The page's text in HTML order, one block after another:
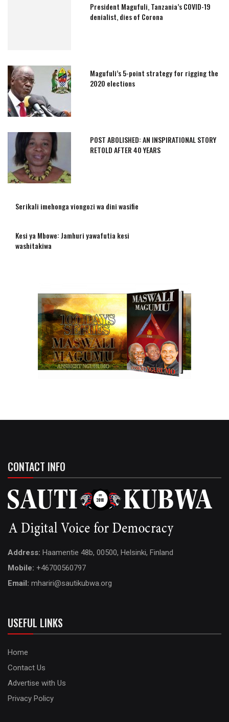
President Magufuli, Tanzania’s COVID-19
denialist, dies of Corona
Magufuli’s 5-point strategy for rigging the
2020 elections
POST ABOLISHED: AN INSPIRATIONAL STORY
RETOLD AFTER 40 YEARS
Serikali imehonga viongozi wa dini wasifie
Kesi ya Mbowe: Jamhuri yawafutia kesi
washitakiwa
CONTACT INFO
Address: Haamentie 48b, 00500, Helsinki, Finland
Mobile: +46700560797
Email: mhariri@sautikubwa.org
USEFUL LINKS
Home
Contact Us
Advertise with Us
Privacy Policy